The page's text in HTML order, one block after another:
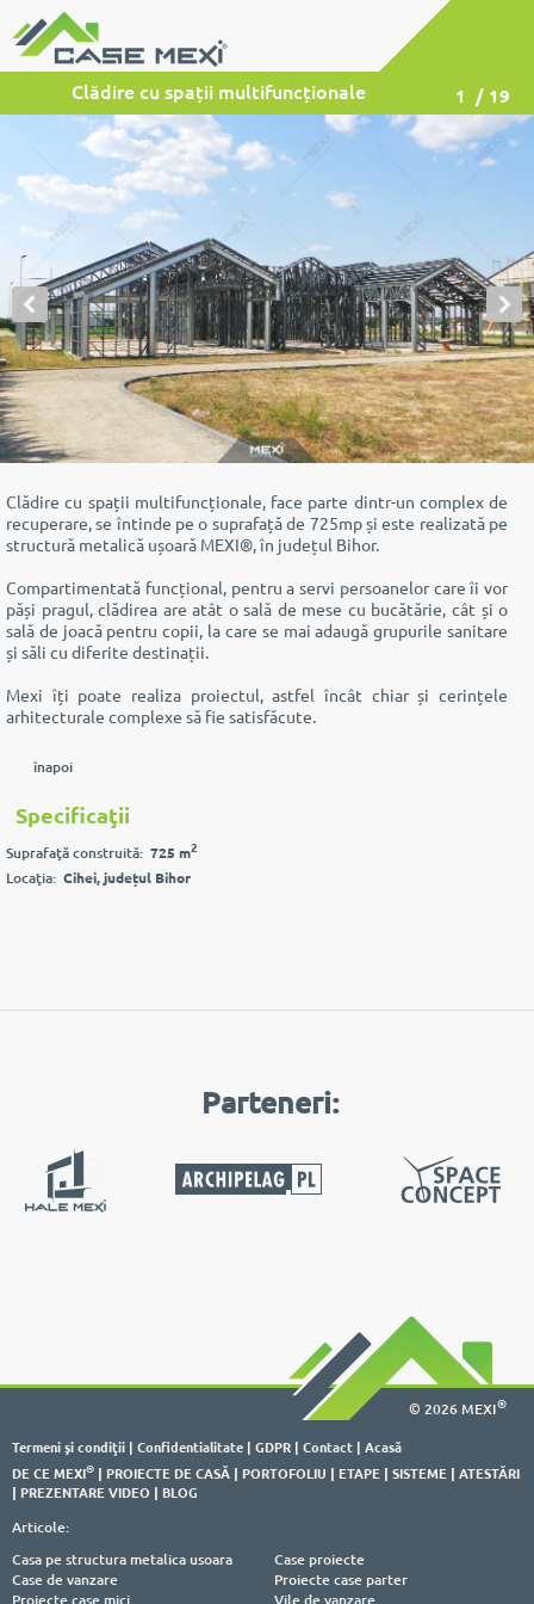
Clădire cu spații multifuncționale 1 / 19
Clădire cu spații multifuncționale, face parte dintr-un complex de
recuperare, se întinde pe o suprafață de 725mp și este realizată pe
structură metalică ușoară MEXI®, în județul Bihor.
Compartimentată funcțional, pentru a servi persoanelor care îi vor
păși pragul, clădirea are atât o sală de mese cu bucătărie, cât și o
sală de joacă pentru copii, la care se mai adaugă grupurile sanitare
și săli cu diferite destinații.
Mexi îți poate realiza proiectul, astfel încât chiar și cerințele
arhitecturale complexe să fie satisfăcute.
înapoi
Specificaţii
Suprafaţă construită: 725 m2
Locaţia: Cihei, județul Bihor
Parteneri:
© 2026 MEXI®
Termeni şi condiţii | Confidentialitate | GDPR | Contact | Acasă
DE CE MEXI® | PROIECTE DE CASĂ | PORTOFOLIU | ETAPE | SISTEME | ATESTĂRI
| PREZENTARE VIDEO | BLOG
Articole:
Casa pe structura metalica usoara
Case de vanzare
Proiecte case mici
Case proiecte
Proiecte case parter
Vile de vanzare